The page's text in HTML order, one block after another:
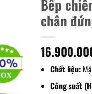
Bếp
chân
Chất liệu:
Công suất